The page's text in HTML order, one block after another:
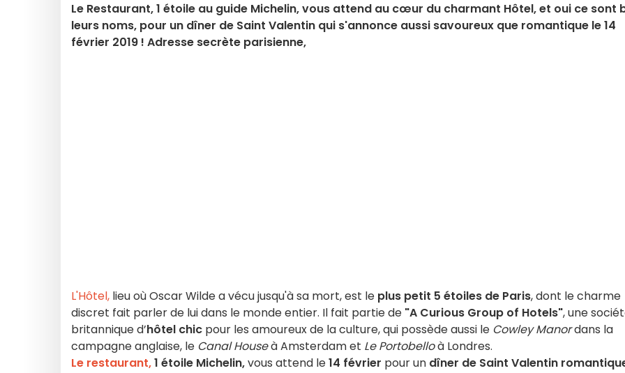
Le Restaurant, 1 étoile au guide Michelin, vous attend au cœur du charmant Hôtel, et oui ce sont
leurs noms, pour un dîner de Saint Valentin qui s'annonce aussi savoureux que romantique le 14
février 2019 ! Adresse secrète parisienne,
L'Hôtel, lieu où Oscar Wilde a vécu jusqu'à sa mort, est le plus petit 5 étoiles de Paris, dont le charme
discret fait parler de lui dans le monde entier. Il fait partie de "A Curious Group of Hotels", une
britannique d’hôtel chic pour les amoureux de la culture, qui possède aussi le Cowley Manordans la
campagne anglaise, le Canal Houseà Amsterdam et Le Portobelloà Londres.
Le restaurant,1 étoile Michelin,vous attend le14 février pour un dîner de Saint Valentin